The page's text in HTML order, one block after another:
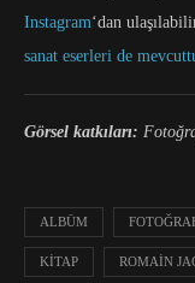
Instagram‘dan
sanat eserleri de
Görsel katkıları:
ALBÜM
KITAP ROMAIN